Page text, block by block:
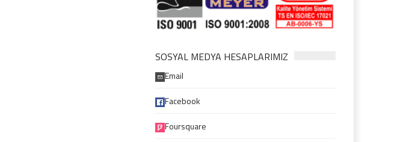
SOSYAL MEDYA HESAPLARIMIZ
Email
Facebook
Foursquare